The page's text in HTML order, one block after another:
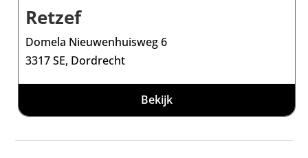
Retzef
Domela Nieuwenhuisweg 6
3317 SE, Dordrecht
Bekijk